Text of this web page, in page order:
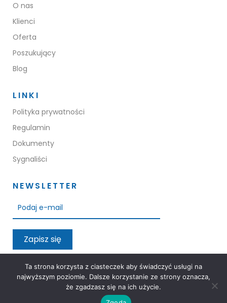
O nas
Klienci
Oferta
Poszukujący
Blog
LINKI
Polityka prywatności
Regulamin
Dokumenty
Sygnaliści
NEWSLETTER
Zapisz się
Ta strona korzysta z ciasteczek aby świadczyć usługi na
najwyższym poziomie. Dalsze korzystanie ze strony oznacza,
że zgadzasz się na ich użycie.